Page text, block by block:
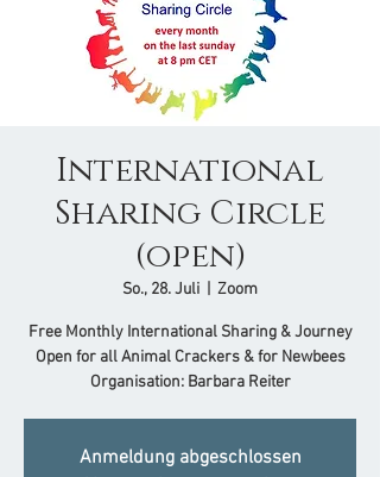
International
Sharing Circle
(open)
So., 28. Juli Zoom
Free Monthly International Sharing & Journey
Open for all Animal Crackers & for Newbees
Organisation: Barbara Reiter
Anmeldung abgeschlossen